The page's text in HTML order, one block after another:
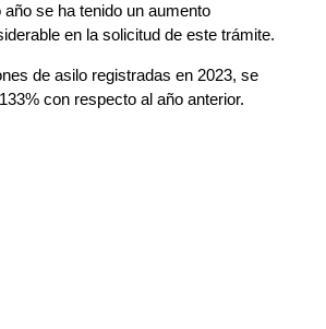
se ha tenido un aumento
en la solicitud de este trámite.
de asilo registradas en 2023, se
con respecto al año anterior.